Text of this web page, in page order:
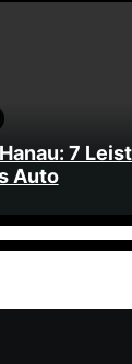
7
Auto